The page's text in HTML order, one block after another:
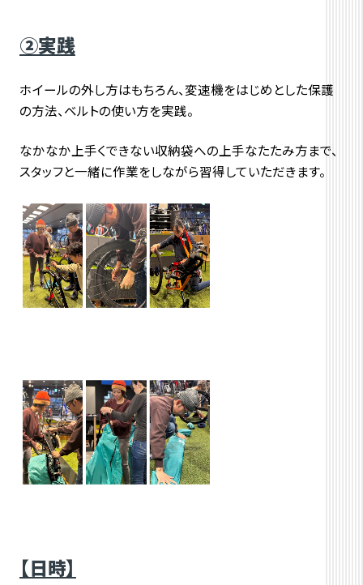
②実践
ホイールの外し方はもちろん、変速機をはじめとした保護
の方法、ベルトの使い方を実践。
なかなか上手くできない収納袋への上手なたたみ方まで、
スタッフと一緒に作業をしながら習得していただきます。
【日時】